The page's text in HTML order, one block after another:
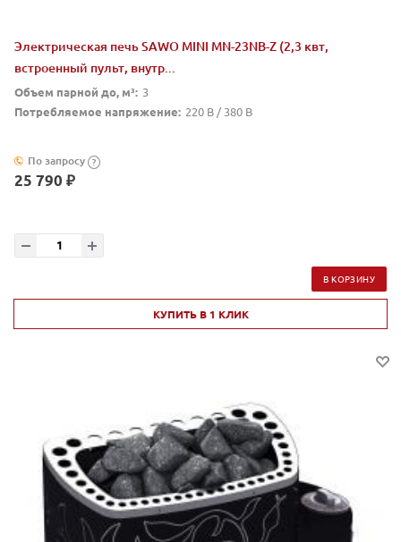
Электрическая печь SAWO MINI MN-23NB-Z (2,3 квт,
встроенный пульт, внутр...
Объем парной до, м³: 3
Потребляемое напряжение: 220 В / 380 В
По запросу ?
25 790 ₽
В КОРЗИНУ
КУПИТЬ В 1 КЛИК